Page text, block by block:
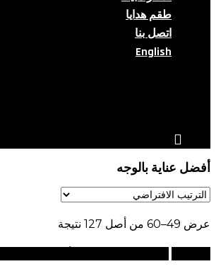
طقم هدايا
اتصل بنا
English
أفضل عناية بالوجه
عرض 49–60 من أصل 127 نتيجة